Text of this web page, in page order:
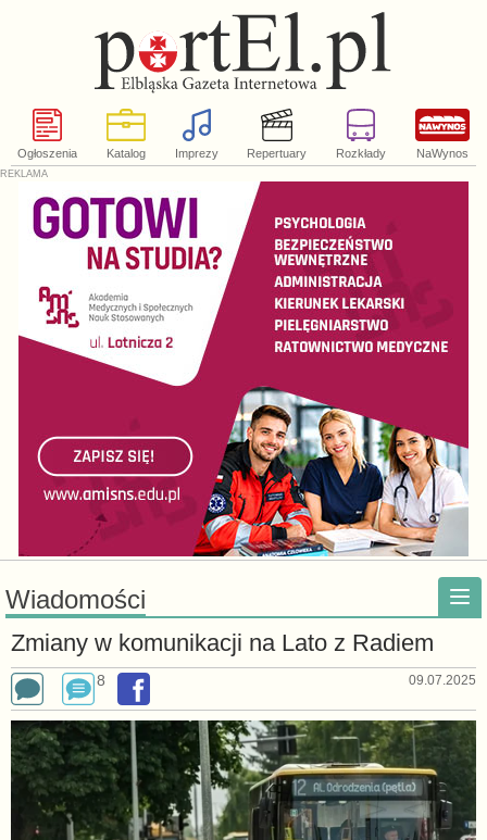
Ogłoszenia Katalog Imprezy Repertuary Rozkłady NaWynos
Wiadomości
Zmiany w komunikacji na Lato z Radiem
8 09.07.2025